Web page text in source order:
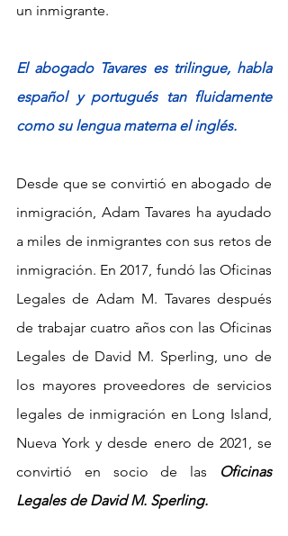
un inmigrante.
El abogado Tavares es trilingue, habla
español y portugués tan fluidamente
como su lengua materna el inglés.
Desde que se convirtió en abogado de
inmigración, Adam Tavares ha ayudado
a miles de inmigrantes con sus retos de
inmigración. En 2017, fundó las Oficinas
Legales de Adam M. Tavares después
de trabajar cuatro años con las Oficinas
Legales de David M. Sperling, uno de
los mayores proveedores de servicios
legales de inmigración en Long Island,
Nueva York y desde enero de 2021, se
convirtió en socio de las Oficinas
Legales de David M. Sperling.